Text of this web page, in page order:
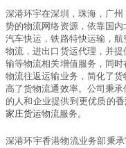
深港环宇在深圳，珠海，广
势的物流网络资源，依靠国
汽车快运，铁路特快运输，
物流，进出口货运代理，并
输等物流相关增值服务，同
物流往返运输业务，简化了
高了货物流通效率。公司秉
的人和企业提供到更优质的
家庄货运物流服务。
深港环宇香港物流业务部秉承